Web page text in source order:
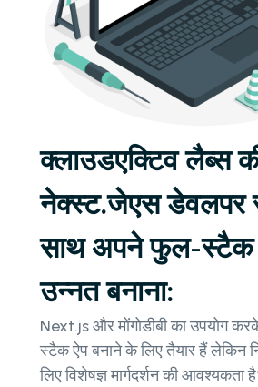
क्लाउडएक्टिव लैब्स
नेक्स्ट.जेएस
साथ अपने फुल-स्टैक
उन्नत बनाना:
Next.js और मोंगोडीबी का उपयोग
स्टैक ऐप बनाने के लिए तैयार हैं लेकिन
लिए विशेषज्ञ मार्गदर्शन की आवश्यकता